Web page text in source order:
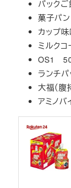
パックご
菓子パ
カップ
ミルクコ
OS1
ランチパ
大福（
アミノバ